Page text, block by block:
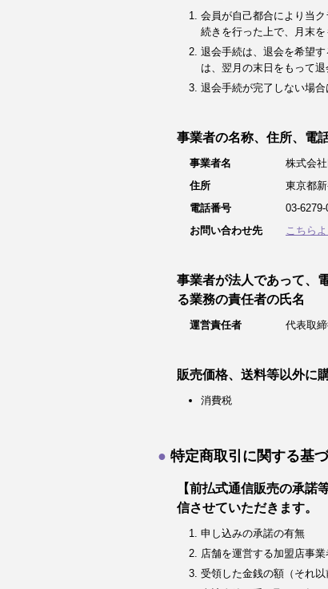
会員が自己都合により当
続きを行った上で、月末
退会手続は、退会を希望
は、翌月の末日をもって退
退会手続が完了しない場
事業者の名称、住所、電
事業者名
株式会
住所
東京都
電話番号
03-6279-
お問い合わせ先
こちら
事業者が法人であって、
る業務の責任者の氏名
運営責任者 代表取
販売価格、送料等以外に
消費税
特定商取引に関する基
【前払式通信販売の承
信させていただきます。
申し込みの承諾の有無
店舗を運営する加盟店事
受領した金銭の額（それ